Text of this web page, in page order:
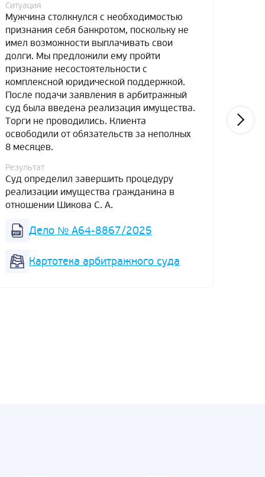
Ситуация
Мужчина столкнулся с необходимостью
признания себя банкротом, поскольку не
имел возможности выплачивать свои
долги. Мы предложили ему пройти
признание несостоятельности с
комплексной юридической поддержкой.
После подачи заявления в арбитражный
суд была введена реализация имущества.
Торги не проводились. Клиента
освободили от обязательств за неполных
8 месяцев.
Результат
Суд определил завершить процедуру
реализации имущества гражданина в
отношении Шикова С. А.
Дело № А64-8867/2025
Картотека арбитражного суда
5-